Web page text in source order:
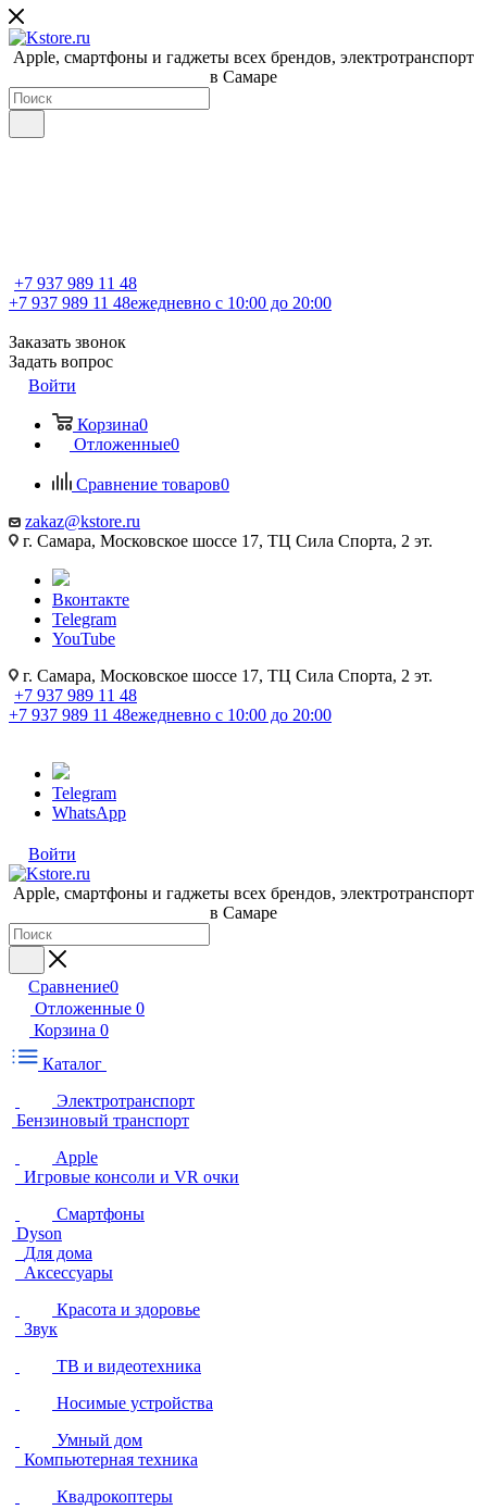
Apple, cмартфоны и гаджеты всех брендов, электротранспорт
в Самаре
+7 937 989 11 48
+7 937 989 11 48ежедневно с 10:00 до 20:00
Заказать звонок
Задать вопрос
Войти
Корзина0
Отложенные0
Сравнение товаров0
zakaz@kstore.ru
г. Самара, Московское шоссе 17, ТЦ Сила Спорта, 2 эт.
Вконтакте
Telegram
YouTube
г. Самара, Московское шоссе 17, ТЦ Сила Спорта, 2 эт.
+7 937 989 11 48
+7 937 989 11 48ежедневно с 10:00 до 20:00
Telegram
WhatsApp
Войти
Apple, cмартфоны и гаджеты всех брендов, электротранспорт
в Самаре
Сравнение0
Отложенные 0
Корзина 0
Каталог
Электротранспорт
Бензиновый транспорт
Apple
Игровые консоли и VR очки
Смартфоны
Dyson
Для дома
Аксессуары
Красота и здоровье
Звук
ТВ и видеотехника
Носимые устройства
Умный дом
Компьютерная техника
Квадрокоптеры